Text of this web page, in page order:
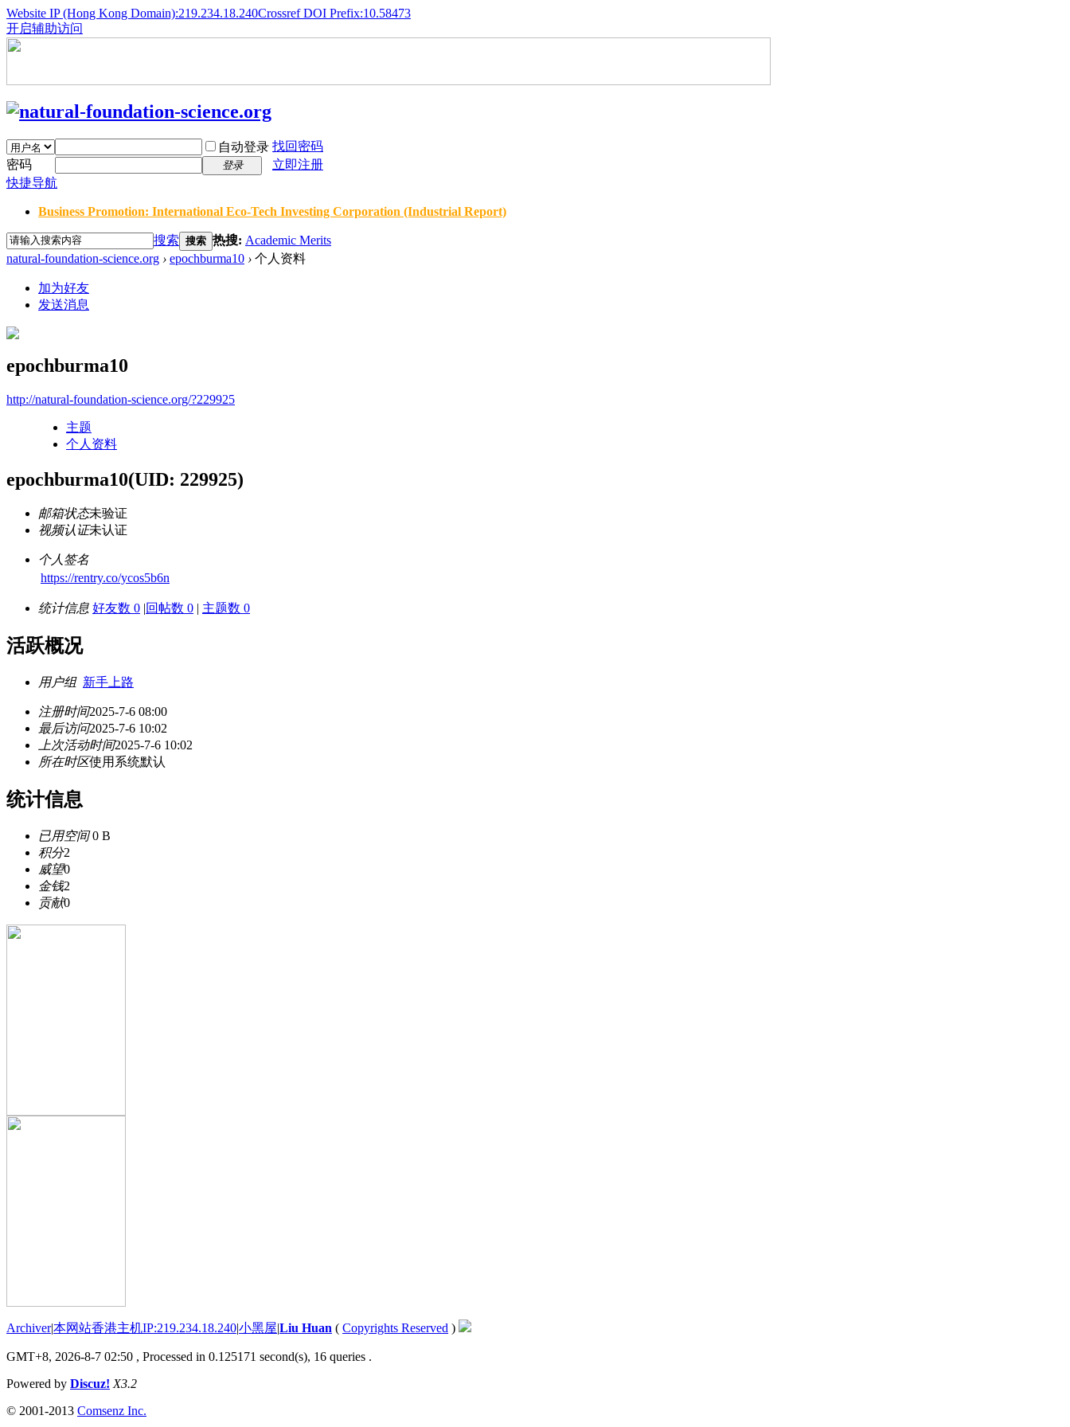
Website IP (Hong Kong Domain):219.234.18.240Crossref DOI Prefix:10.58473
开启辅助访问
自动登录 找回密码
密码
登录
立即注册
快捷导航
Business Promotion: International Eco-Tech Investing Corporation (Industrial Report)
搜索 搜索 热搜: Academic Merits
natural-foundation-science.org › epochburma10 › 个人资料
加为好友
发送消息
epochburma10
http://natural-foundation-science.org/?229925
主题
个人资料
epochburma10(UID: 229925)
邮箱状态未验证
视频认证未认证
个人签名
https://rentry.co/ycos5b6n
统计信息 好友数 0 |回帖数 0 | 主题数 0
活跃概况
用户组 新手上路
注册时间2025-7-6 08:00
最后访问2025-7-6 10:02
上次活动时间2025-7-6 10:02
所在时区使用系统默认
统计信息
已用空间0 B
积分2
威望0
金钱2
贡献0
Archiver|本网站香港主机IP:219.234.18.240|小黑屋|Liu Huan ( Copyrights Reserved )
GMT+8, 2026-8-7 02:50 , Processed in 0.125171 second(s), 16 queries .
Powered by Discuz! X3.2
© 2001-2013 Comsenz Inc.